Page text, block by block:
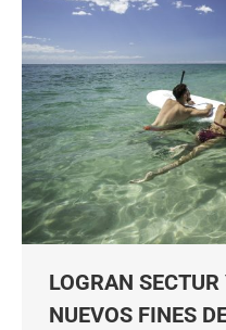
LOGRAN
NUEVOS FINES